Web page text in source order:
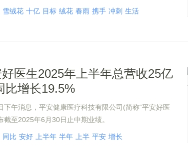
能力与雪绒花的线下家庭服务资源，围绕家庭健康服务领
雪绒花 十亿 目标 绒花 春雨 携手 冲刺 生活
医生2025年上半年总营收25亿
比增长19.5%
下午消息，平安健康医疗科技有限公司(简称“平安好医
截至2025年6月30日止中期业绩。
同比 安好 上半年 半年 上半 平安 增长